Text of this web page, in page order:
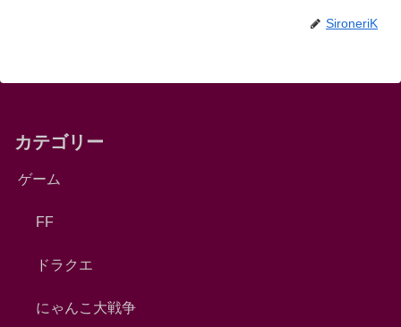
SironeriK
カテゴリー
ゲーム
FF
ドラクエ
にゃんこ大戦争